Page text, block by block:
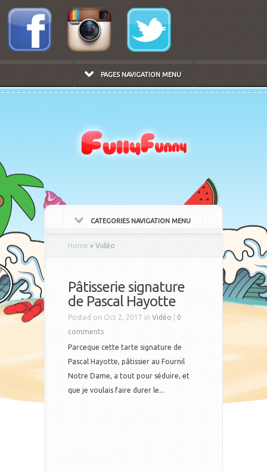
PAGES NAVIGATION MENU
CATEGORIES NAVIGATION MENU
Home » Vidéo
Pâtisserie signature
de Pascal Hayotte
Posted on Oct 2, 2017 in Vidéo
0
comments
Parceque cette tarte signature de
Pascal Hayotte, pâtissier au Fournil
Notre Dame, a tout pour séduire, et
que je voulais faire durer le...